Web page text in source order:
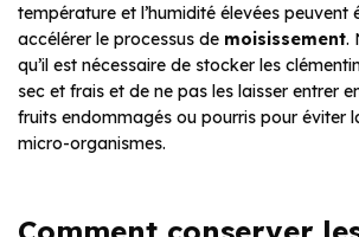
température et l’humidité élevées peuvent
accélérer le processus de moisissement.
qu’il est nécessaire de stocker les
sec et frais et de ne pas les laisser entrer
fruits endommagés ou pourris pour éviter
micro-organismes.